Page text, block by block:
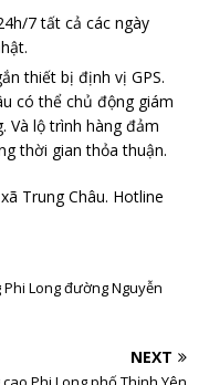
7 tất cả các ngày
thiết bị định vị GPS.
có thể chủ động giám
Và lộ trình hàng đảm
thời gian thỏa thuận.
Trung Châu. Hotline
Long đường Nguyễn
NEXT